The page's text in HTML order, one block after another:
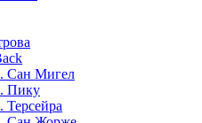
Сан Мигел
Пику
Терсейра